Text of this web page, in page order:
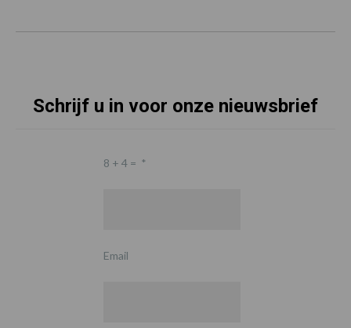
Schrijf u in voor onze nieuwsbrief
8 + 4 = *
Email